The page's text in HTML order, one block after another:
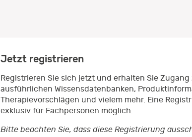
Jetzt registrieren
Registrieren Sie sich jetzt und erhalten Sie Zugang
ausführlichen Wissensdatenbanken,
Therapievorschlägen und vielem mehr. Eine
exklusiv für Fachpersonen möglich.
Bitte beachten Sie, dass diese Registrierung